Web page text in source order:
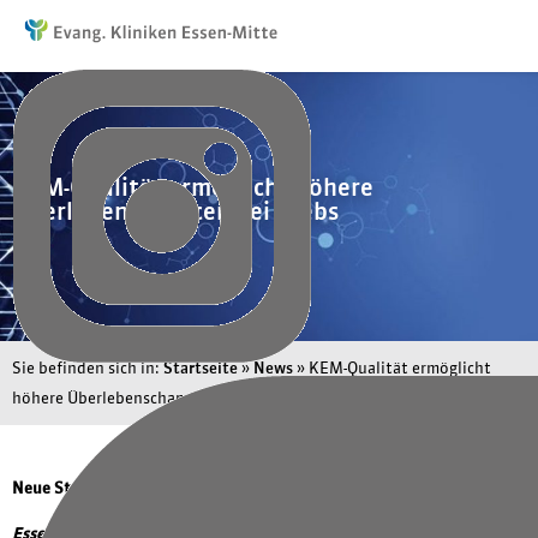
KEM-Qualität ermöglicht höhere
Überlebenschancen bei Krebs
Sie befinden sich in:Startseite»News» KEM-Qualität ermöglicht
höhere Überlebenschancen bei Krebs
Neue Studie: Behandlungsvorteile in zertifizierten Zentren
Essen.